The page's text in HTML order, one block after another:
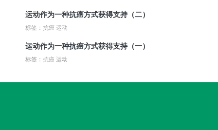
运动作为一种抗癌方式获得支持（二）
标签：抗癌 运动
运动作为一种抗癌方式获得支持（一）
标签：抗癌 运动